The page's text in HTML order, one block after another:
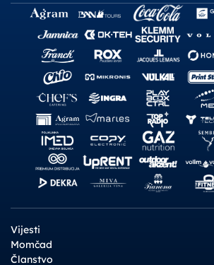
Vijesti
Momčad
Članstvo